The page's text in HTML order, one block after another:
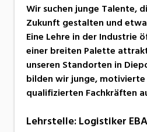
Wir suchen junge Talente,
Zukunft gestalten und
Eine Lehre in der Industrie
einer breiten Palette
unseren Standorten in
bilden wir junge, motivierte
qualifizierten Fachkräften
Lehrstelle: Logistiker